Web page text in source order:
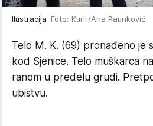
Ilustracija Foto: Kurir/Ana Paunković
Telo M. K. (69) pronađeno je
kod Sjenice. Telo muškarca
ranom u predelu grudi.
ubistvu.